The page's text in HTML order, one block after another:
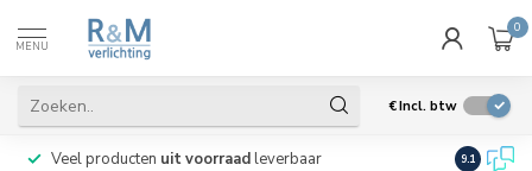
MENU
0
€Incl. btw
Veel producten uit voorraadleverbaar Wij
9.1